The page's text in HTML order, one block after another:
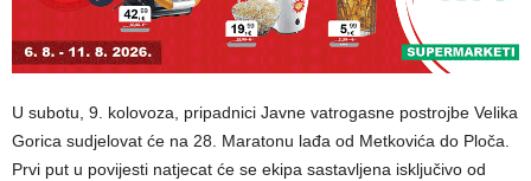
U subotu, 9. kolovoza, pripadnici Javne vatrogasne postrojbe Velika
Gorica sudjelovat će na 28. Maratonu lađa od Metkovića do Ploča.
Prvi put u povijesti natjecat će se ekipa sastavljena isključivo od